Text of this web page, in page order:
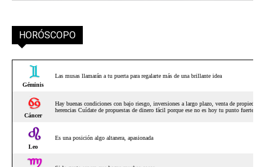
HORÓSCOPO